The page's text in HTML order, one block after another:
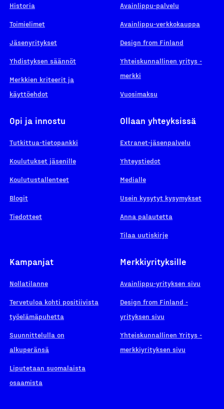
Historia
Toimielimet
Jäsenyritykset
Yhdistyksen säännöt
Merkkien kriteerit ja
käyttöehdot
Avainlippu-palvelu
Avainlippu-verkkokauppa
Design from Finland
Yhteiskunnallinen yritys -
merkki
Vuosimaksu
Opi ja innostu
Tutkittua-tietopankki
Koulutukset jäsenille
Koulutustallenteet
Blogit
Tiedotteet
Ollaan yhteyksissä
Extranet-jäsenpalvelu
Yhteystiedot
Medialle
Usein kysytyt kysymykset
Anna palautetta
Tilaa uutiskirje
Kampanjat
Nollatilanne
Tervetuloa kohti positiivista
työelämäpuhetta
Suunnittelulla on
alkuperänsä
Liputetaan suomalaista
osaamista
Merkkiyrityksille
Avainlippu-yrityksen sivu
Design from Finland -
yrityksen sivu
Yhteiskunnallinen Yritys -
merkkiyrityksen sivu